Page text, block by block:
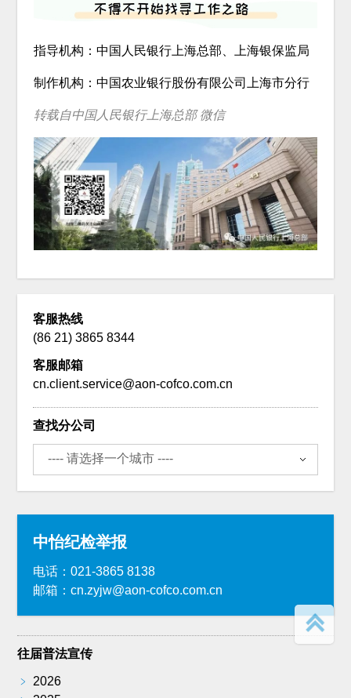
指导机构：中国人民银行上海总部、上海银保监局
制作机构：中国农业银行股份有限公司上海市分行
转载自中国人民银行上海总部 微信
客服热线
(86 21) 3865 8344
客服邮箱
cn.client.service@aon-cofco.com.cn
查找分公司
中怡纪检举报
电话：021-3865 8138
邮箱：cn.zyjw@aon-cofco.com.cn
往届普法宣传
﹥
2026